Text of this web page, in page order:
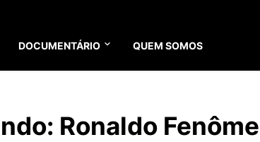
DOCUMENTÁRIO QUEM SOMOS
Ronaldo